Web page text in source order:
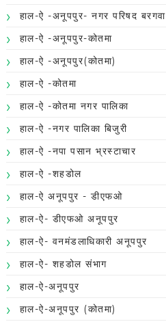
हाल-ऐ -अनूपपुर- नगर परिषद बरगवा
हाल-ऐ -अनूपपुर-कोतमा
हाल-ऐ -अनूपपुर(कोतमा)
हाल-ऐ -कोतमा
हाल-ऐ -कोतमा नगर पालिका
हाल-ऐ -नगर पालिका बिजुरी
हाल-ऐ -नपा पसान भ्रस्टाचार
हाल-ऐ -शहडोल
हाल-ऐ अनूपपुर - डीएफओ
हाल-ऐ- डीएफओ अनूपपुर
हाल-ऐ- वनमंडलाधिकारी अनूपपुर
हाल-ऐ- शहडोल संभाग
हाल-ऐ-अनूपपुर
हाल-ऐ-अनूपपुर (कोतमा)